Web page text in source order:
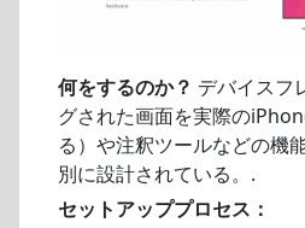
何をするのか？ デバイスフ
グされた画面を実際の
る）や注釈ツールなどの機
別に設計されている。.
セットアッププロセス：